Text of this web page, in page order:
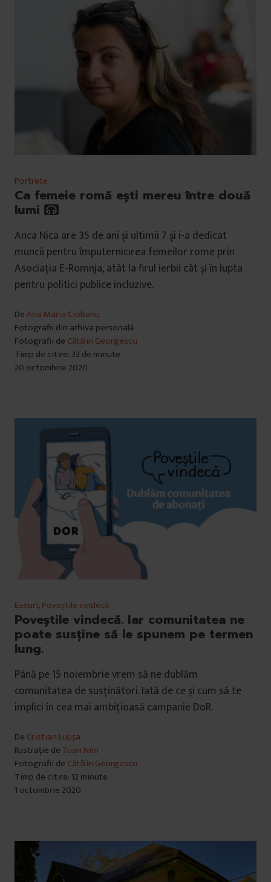
Portrete
Ca femeie romă ești mereu între două
lumi
Anca Nica are 35 de ani și ultimii 7 și i-a dedicat
muncii pentru împuternicirea femeilor rome prin
Asociația E-Romnja, atât la firul ierbii cât și în lupta
pentru politici publice incluzive.
DeAna Maria Ciobanu
Fotografii din arhiva personală
Fotografii de Cătălin Georgescu
Timp de citire: 33 de minute
20 octombrie 2020
Eseuri,Poveștile vindecă
Poveștile vindecă. Iar comunitatea ne
poate susține să le spunem pe termen
lung.
Până pe 15 noiembrie vrem să ne dublăm
comunitatea de susținători. Iată de ce și cum să te
implici în cea mai ambițioasă campanie DoR.
De Cristian Lupșa
Ilustrație de Tuan Nini
Fotografii de Cătălin Georgescu
Timp de citire: 12 minute
1 octombrie 2020